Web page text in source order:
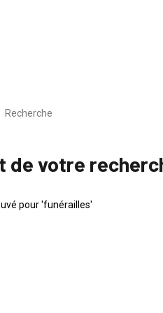
Recherche
de votre
pour 'funérailles'